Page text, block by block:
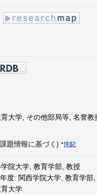
大学, その他部局等, 名誉教
題情報に基づく) *注記
院大学, 教育学部, 教授
度: 関西学院大学, 教育学部,
大学